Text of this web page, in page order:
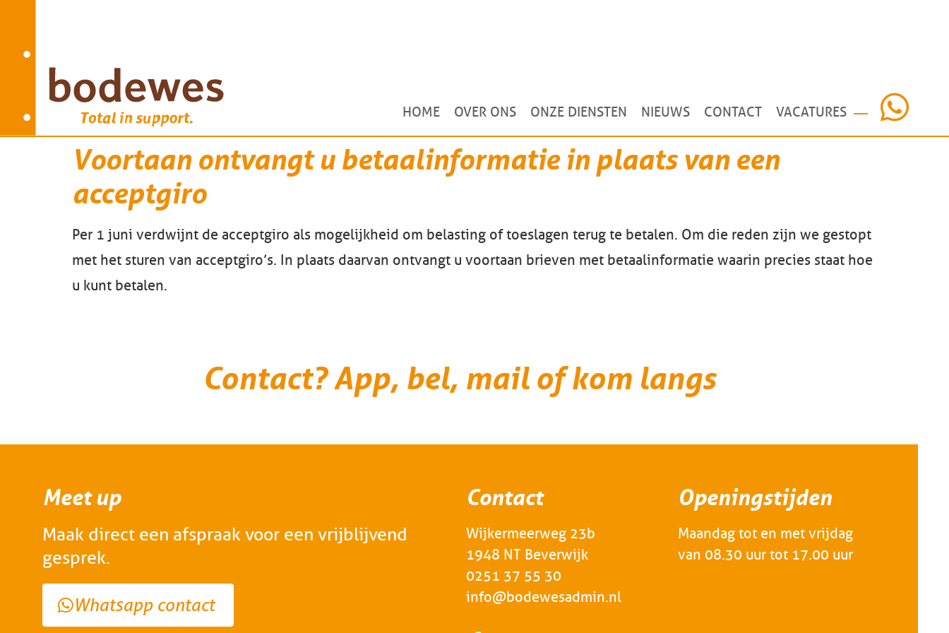
HOME OVER ONS ONZE DIENSTEN NIEUWS CONTACT VACATURES
Voortaan ontvangt u betaalinformatie in plaats van een
acceptgiro
Per 1 juni verdwijnt de acceptgiro als mogelijkheid om belasting of toeslagen terug te betalen. Om die reden zijn we gestopt
met het sturen van acceptgiro’s. In plaats daarvan ontvangt u voortaan brieven met betaalinformatie waarin precies staat hoe
u kunt betalen.
Contact? App, bel, mail of kom langs
Meet up
Maak direct een afspraak voor een vrijblijvend
gesprek.
Whatsapp contact
Contact
Wijkermeerweg 23b
1948 NT Beverwijk
0251 37 55 30
info@bodewesadmin.nl
Openingstijden
Maandag tot en met vrijdag
van 08.30 uur tot 17.00 uur